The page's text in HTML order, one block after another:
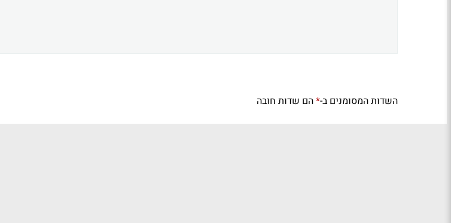
השדות המסומנים ב-*הם שדות חובה